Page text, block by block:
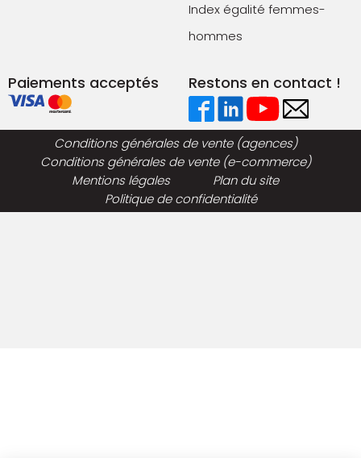
Index égalité femmes-
hommes
Paiements acceptés Restons en contact !
Conditions générales de vente (agences)
Conditions générales de vente (e-commerce)
Mentions légales
Plan du site
Politique de confidentialité